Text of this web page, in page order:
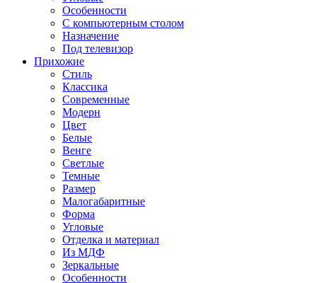
Особенности
С компьютерным столом
Назначение
Под телевизор
Прихожие
Стиль
Классика
Современные
Модерн
Цвет
Белые
Венге
Светлые
Темные
Размер
Малогабаритные
Форма
Угловые
Отделка и материал
Из МДФ
Зеркальные
Особенности